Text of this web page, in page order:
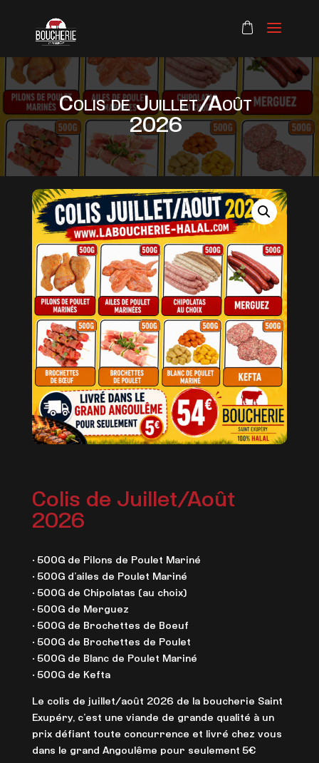
Colis de Juillet/Août
2026
Colis de Juillet/Août
2026
• 500G de Pilons de Poulet Mariné
• 500G d’ailes de Poulet Mariné
• 500G de Chipolatas (au choix)
• 500G de Merguez
• 500G de Brochettes de Boeuf
• 500G de Brochettes de Poulet
• 500G de Blanc de Poulet Mariné
• 500G de Kefta
Le colis de juillet/août 2026 de la boucherie Saint
Exupéry, c’est une viande de grande qualité à un
prix défiant toute concurrence et livré chez vous
dans le grand Angoulême pour seulement 5€